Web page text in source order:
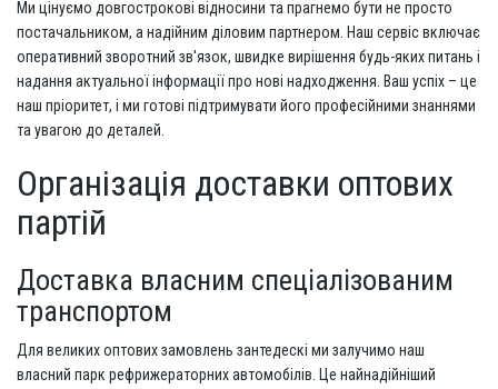
Ми цінуємо довгострокові відносини та прагнемо бути не просто
постачальником, а надійним діловим партнером. Наш сервіс включає
оперативний зворотний зв'язок, швидке вирішення будь-яких питань і
надання актуальної інформації про нові надходження. Ваш успіх – це
наш пріоритет, і ми готові підтримувати його професійними знаннями
та увагою до деталей.
Організація доставки оптових
партій
Доставка власним спеціалізованим
транспортом
Для великих оптових замовлень зантедескі ми залучимо наш
власний парк рефрижераторних автомобілів. Це найнадійніший